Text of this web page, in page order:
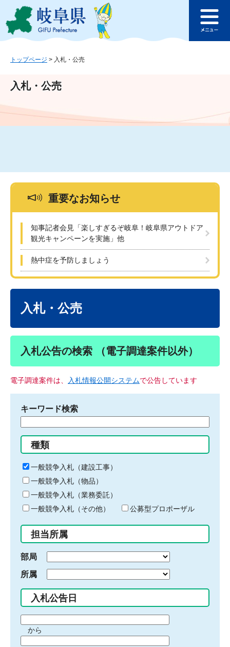
ジ
ュ
文
このページの本文へ
ュ
トップページ > 入札・公売
入札・公売
重要なお知らせ
知事記者会見「楽しすぎるぞ岐阜！岐阜県アウトドア
観光キャンペーンを実施」他
熱中症を予防しましょう
入札・公売
入札公告の検索 （電子調達案件以外）
電子調達案件は、 入札情報公開システムで公告しています
キーワード検索
る
キ
ー
ワ
ー
ド
入
力
種類
一般競争入札（建設工事）
一般競争入札（物品）
一般競争入札（業務委託）
一般競争入札（その他）
公募型プロポーザル
担当所属
部局
所属
入札公告日
間から